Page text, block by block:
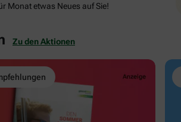
Monat etwas Neues auf Sie!
Zu den Aktionen